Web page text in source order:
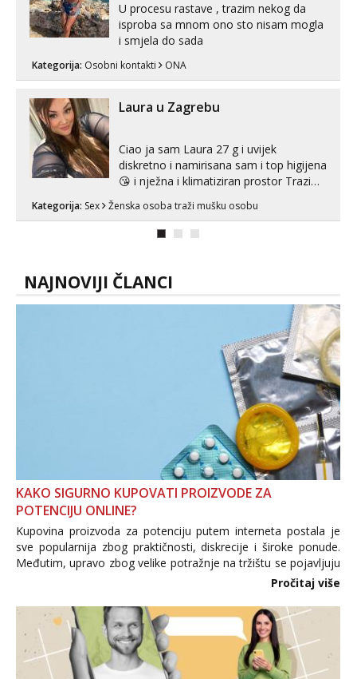
U procesu rastave , trazim nekog da
isproba sa mnom ono sto nisam mogla
i smjela do sada
Kategorija: Osobni kontakti ONA
Laura u Zagrebu
Ciao ja sam Laura 27 g i uvijek
diskretno i namirisana sam i top higijena
😘 i nježna i klimatiziran prostor Trazim
Pusenje i gutanje sperme Erotsko rublje
imam uvijek Lizati me mozes i ljubiti po
Kategorija: Sex Ženska osoba traži mušku osobu
NAJNOVIJI ČLANCI
KAKO SIGURNO KUPOVATI PROIZVODE ZA
POTENCIJU ONLINE?
Kupovina proizvoda za potenciju putem interneta postala je
sve popularnija zbog praktičnosti, diskrecije i široke ponude.
Međutim, upravo zbog velike potražnje na tržištu se pojavljuju
i brojni krivotvoreni proizvodi, nepouzdane internetske
Pročitaj više